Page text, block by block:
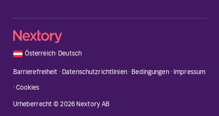
🇦🇹 Österreich·Deutsch
Barrierefreiheit ·Datenschutzrichtlinien·Bedingungen· Impressum
·Cookies
Urheberrecht © 2026 Nextory AB